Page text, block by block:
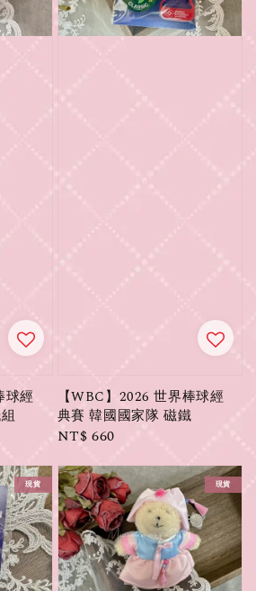
球經
【WBC】2026 世界棒球經
典賽 韓國國家隊 磁鐵
Regular
NT$ 660
現貨 現貨